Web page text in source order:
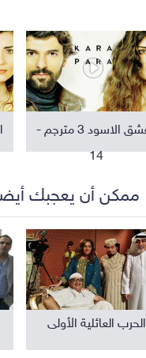
العشق الاسود 3 مترجم -
14
ممكن أن يعجبك
الحرب العائلية الأولى